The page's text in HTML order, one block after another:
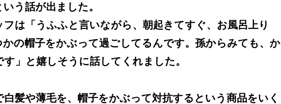
う話が出ました。
は「うふふと言いながら、朝起きてすぐ、お風呂上り
かの帽子をかぶって過ごしてるんです。孫からみても、か
」と嬉しそうに話してくれました。
髪や薄毛を、帽子をかぶって対抗するという商品をいく